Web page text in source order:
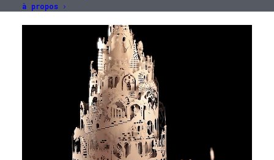
à propos